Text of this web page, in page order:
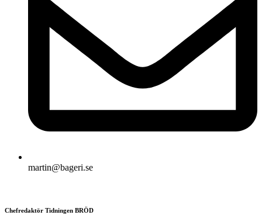
martin@bageri.se
Chefredaktör Tidningen BRÖD